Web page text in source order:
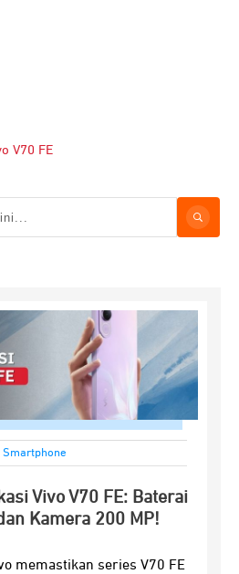
V70 FE
Smartphone
Vivo V70 FE: Baterai
Kamera 200 MP!
memastikan series V70 FE